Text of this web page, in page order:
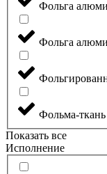
Фольга
Фольга
Фольма-ткань
Показать все
Исполнение